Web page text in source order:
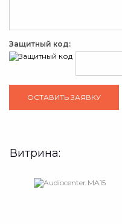
Защитный код:
Витрина: